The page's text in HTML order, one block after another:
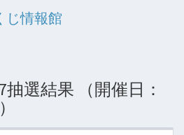
じ情報館
選結果 （開催日：